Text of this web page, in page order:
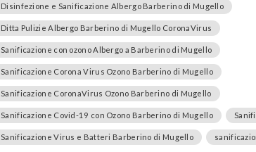
Disinfezione e Sanificazione Albergo Barberino di Mugello
Ditta Pulizie Albergo Barberino di Mugello CoronaVirus
Sanificazione con ozono Albergo a Barberino di Mugello
Sanificazione Corona Virus Ozono Barberino di Mugello
Sanificazione CoronaVirus Ozono Barberino di Mugello
Sanificazione Covid-19 con Ozono Barberino di Mugello
Sanificazione Virus e Batteri Barberino di Mugello